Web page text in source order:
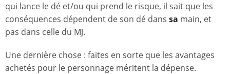
qui lance le dé et/ou qui prend le risque, il sait que les
conséquences dépendent de son dé dans sa main, et
pas dans celle du MJ.
Une dernière chose : faites en sorte que les avantages
achetés pour le personnage méritent la dépense.